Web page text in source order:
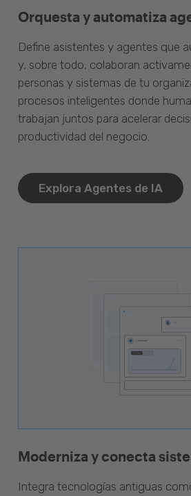
Orquesta y automatiza
Define asistentes y agentes que
y, sobre todo, colaboran
personas y sistemas de tu
procesos inteligentes donde
trabajan juntos para acelerar
productividad del negocio.
Explora Agentes de IA
Moderniza y conecta
Integra tecnologías antiguas